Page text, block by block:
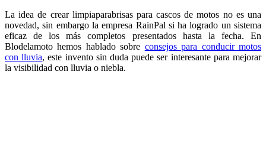
La idea de crear limpiaparabrisas para cascos de motos no es una
novedad, sin embargo la empresa RainPal si ha logrado un sistema
eficaz de los más completos presentados hasta la fecha. En
Blodelamoto hemos hablado sobre consejos para conducir motos
con lluvia, este invento sin duda puede ser interesante para mejorar
la visibilidad con lluvia o niebla.